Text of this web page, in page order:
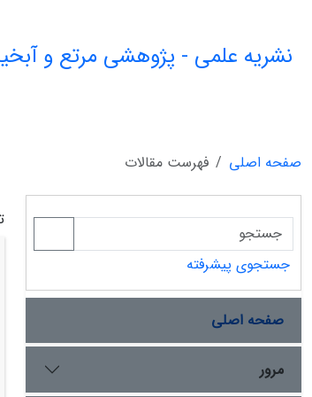
نشریه علمی - پژوهشی مرتع و
صفحه اصلی
فهرست مقالات
جستجوی پیشرفته
صفحه اصلی
مرور